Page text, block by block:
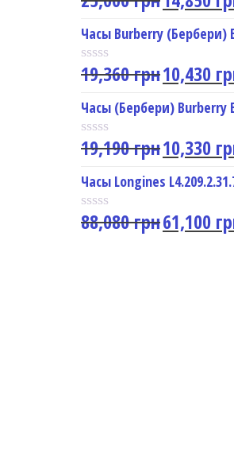
o
5
t
e
d
0
o
u
t
o
f
5
Часы Burberry (Бербери)
R
t
e
d
0
o
u
t
o
f
5
19,360грн10,430
Часы (Бербери) Burberry
R
t
e
d
0
o
19,190грн10,330
Часы Longines
R
88,080грн61,100